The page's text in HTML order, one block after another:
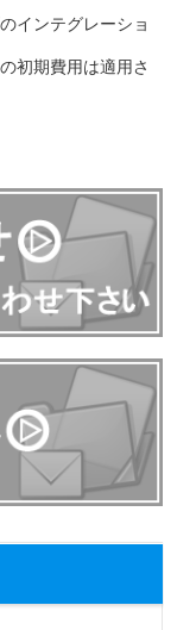
インテグレーショ
初期費用は適用さ